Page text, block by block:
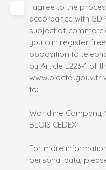
I agree to the
accordance with
subject of
you can register
opposition to
by Article L223-1 of
www.bloctel.gouv.fr
to:
Worldline Company,
BLOIS CEDEX.
For more
personal data,